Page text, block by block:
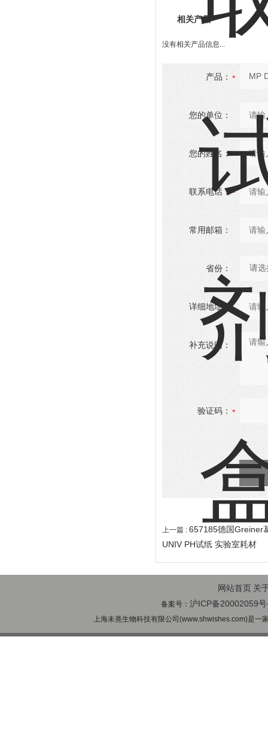
相关产品
没有相关产品信息...
产品：
您的单位：
您的姓名：
联系电话：
常用邮箱：
省份：
详细地址：
补充说明：
验证码：
上一篇 : 657185德国Greiner
UNIV PH试纸 实验室耗材
网站首页 关
备案号：沪ICP备20002059
上海未熹生物科技有限公司(www.shwishes.com)是一